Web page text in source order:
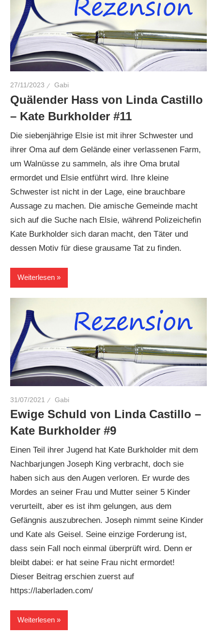
27/11/2023 Gabi
Quälender Hass von Linda Castillo
– Kate Burkholder #11
Die siebenjährige Elsie ist mit ihrer Schwester und
ihrer Oma auf dem Gelände einer verlassenen Farm,
um Walnüsse zu sammeln, als ihre Oma brutal
ermordet und Elsie entführt wird. Ihre kleine
Schwester ist nicht in der Lage, eine brauchbare
Aussage zu machen. Die amische Gemeinde macht
sich auf die Suche nach Elsie, während Polizeichefin
Kate Burkholder sich daran macht, den Täter und
dessen Motiv für diese grausame Tat zu finden.
Weiterlesen
31/07/2021 Gabi
Ewige Schuld von Linda Castillo –
Kate Burkholder #9
Einen Teil ihrer Jugend hat Kate Burkholder mit dem
Nachbarjungen Joseph King verbracht, doch sie
haben sich aus den Augen verloren. Er wurde des
Mordes an seiner Frau und Mutter seiner 5 Kinder
verurteilt, aber es ist ihm gelungen, aus dem
Gefängnis auszubrechen. Joseph nimmt seine Kinder
und Kate als Geisel. Seine einzige Forderung ist,
dass sein Fall noch einmal überprüft wird. Denn er
bleibt dabei: er hat seine Frau nicht ermordet!
Dieser Beitrag erschien zuerst auf
https://laberladen.com/
Weiterlesen